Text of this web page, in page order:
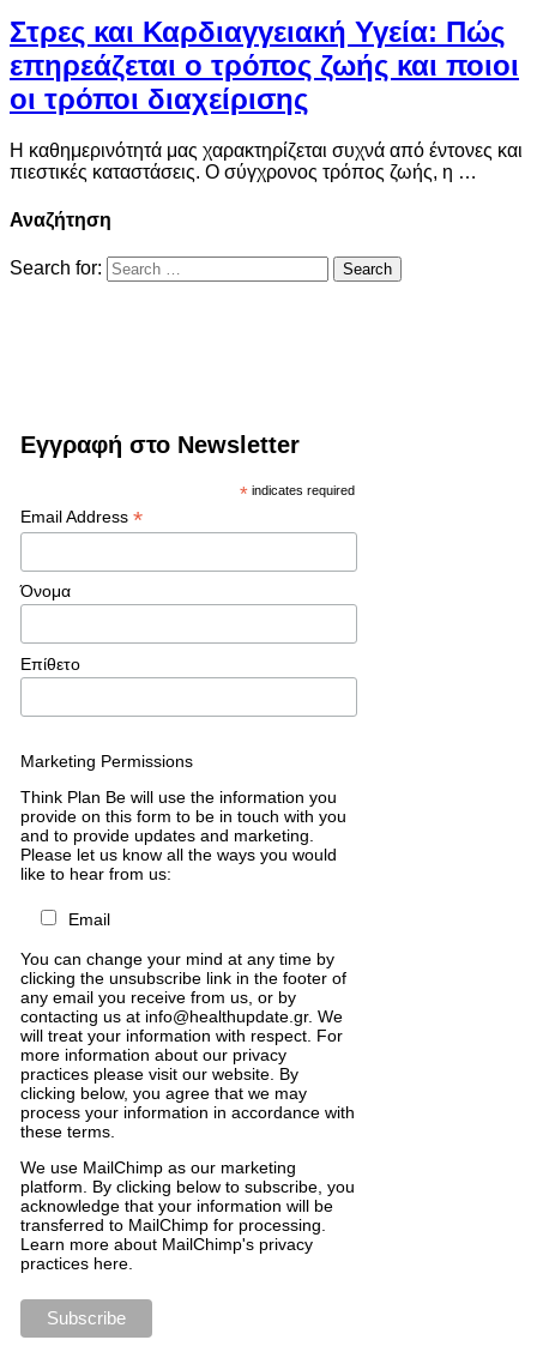
Στρες και Καρδιαγγειακή Υγεία: Πώς
επηρεάζεται ο τρόπος ζωής και ποιοι
οι τρόποι διαχείρισης
Η καθημερινότητά μας χαρακτηρίζεται συχνά από έντονες και
πιεστικές καταστάσεις. Ο σύγχρονος τρόπος ζωής, η …
Αναζήτηση
Search for:
Εγγραφή στο Newsletter
* indicates required
Email Address *
Όνομα
Επίθετο
Marketing Permissions
Think Plan Be will use the information you
provide on this form to be in touch with you
and to provide updates and marketing.
Please let us know all the ways you would
like to hear from us:
Email
You can change your mind at any time by
clicking the unsubscribe link in the footer of
any email you receive from us, or by
contacting us at info@healthupdate.gr. We
will treat your information with respect. For
more information about our privacy
practices please visit our website. By
clicking below, you agree that we may
process your information in accordance with
these terms.
We use MailChimp as our marketing
platform
By clicking below to subscribe you
acknowledge that your information will be
transferred to MailChimp for processing
Learn more about MailChimp's privacy
practices here